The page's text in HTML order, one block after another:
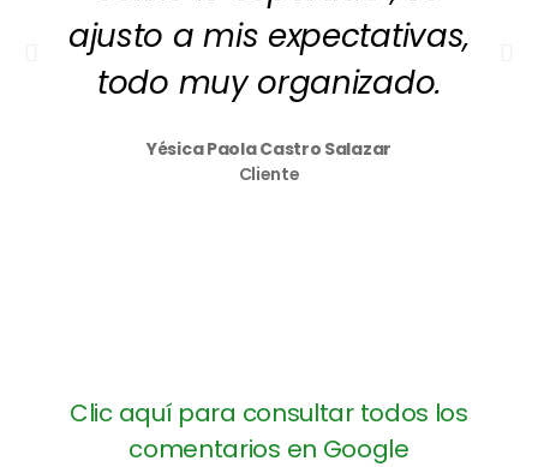
ajusto a mis expectativas,
todo muy organizado.
Yésica Paola Castro Salazar
Cliente
Clic aquí para consultar todos los
comentarios en Google